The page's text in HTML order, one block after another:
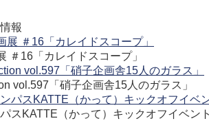
報
＃16「カレイドスコープ」
vol.597「硝子企画舎15人のガラス」
スKATTE（かって）キックオフイベン